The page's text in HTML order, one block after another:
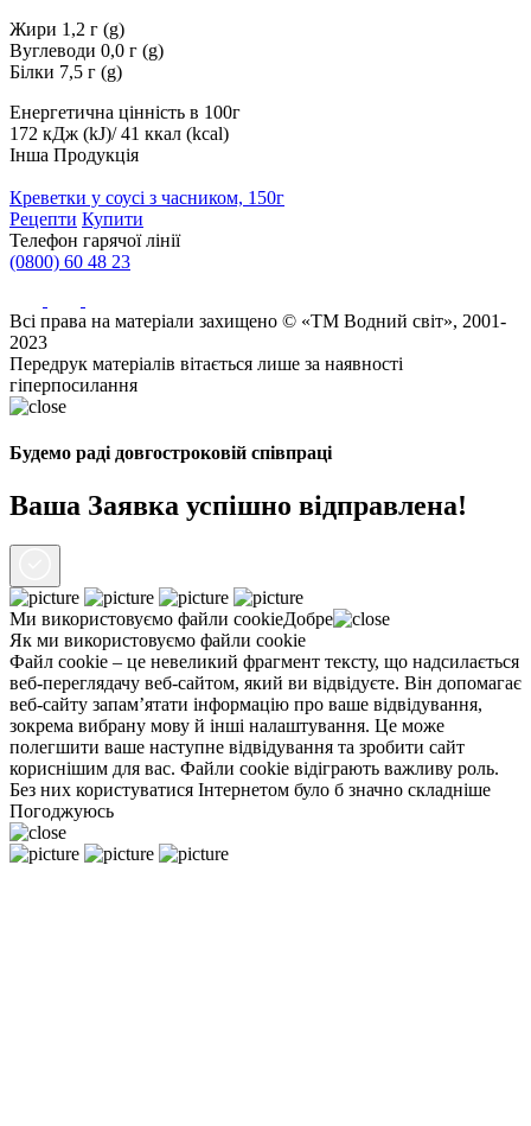
Жири 1,2 г (g)
Вуглеводи 0,0 г (g)
Білки 7,5 г (g)
Енергетична цінність в 100г
172 кДж (kJ)/ 41 ккал (kcal)
Інша Продукція
Креветки у соусі з часником, 150г
Рецепти Купити
Телефон гарячої лінії
(0800) 60 48 23
Всі права на матеріали захищено © «ТМ Водний світ», 2001-
2023
Передрук матеріалів вітається лише за наявності
гіперпосилання
Будемо раді довгостроковій співпраці
Ваша Заявка успішно відправлена!
Ми використовуємо файли cookieДобре
Як ми використовуємо файли cookie
Файл cookie – це невеликий фрагмент тексту, що надсилається
веб-переглядачу веб-сайтом, який ви відвідуєте. Він допомагає
веб-сайту запам’ятати інформацію про ваше відвідування,
зокрема вибрану мову й інші налаштування. Це може
полегшити ваше наступне відвідування та зробити сайт
кориснішим для вас. Файли cookie відіграють важливу роль.
Без них користуватися Інтернетом було б значно складніше
Погоджуюсь